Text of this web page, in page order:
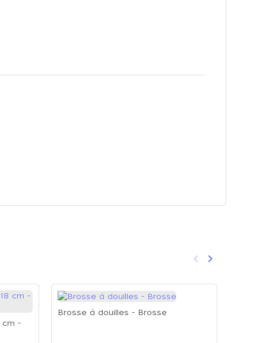
Précédent
keyboard_arrow_left Suivant
keyboard_arrow_right
cm -
Brosse à douilles - Brosse